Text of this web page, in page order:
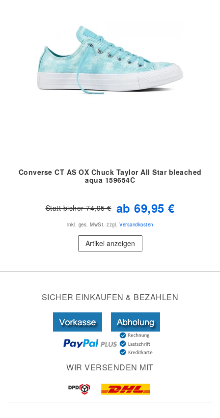
Converse CT AS OX Chuck Taylor All Star bleached
aqua 159654C
Statt bisher 74,95 € ab 69,95 €
inkl. ges. MwSt. zzgl. Versandkosten
Artikel anzeigen
SICHER EINKAUFEN & BEZAHLEN
WIR VERSENDEN MIT